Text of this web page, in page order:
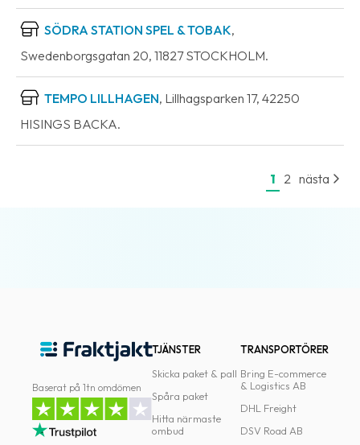
SÖDRA STATION SPEL & TOBAK,
Swedenborgsgatan 20, 11827 STOCKHOLM.
TEMPO LILLHAGEN, Lillhagsparken 17, 42250
HISINGS BACKA.
1 2 nästa
Baserat på 1tn omdömen
TJÄNSTER
Skicka paket & pall
Spåra paket
Hitta närmaste
ombud
TRANSPORTÖRER
Bring E-commerce
& Logistics AB
DHL Freight
DSV Road AB